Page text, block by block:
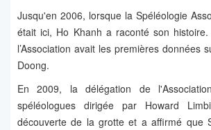
Jusqu'en 2006, lorsque la Spéléologie
était ici, Ho Khanh a raconté son
l’Association avait les premières données
Doong.
En 2009, la délégation de
spéléologues dirigée par Howard
découverte de la grotte et a affirmé que